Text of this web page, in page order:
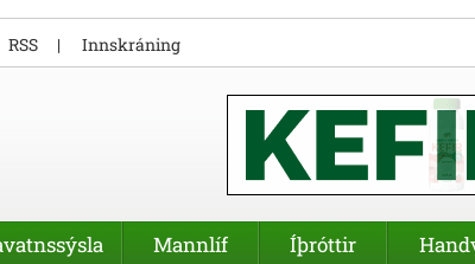
RSS Innskráning
Mannlíf Íþróttir